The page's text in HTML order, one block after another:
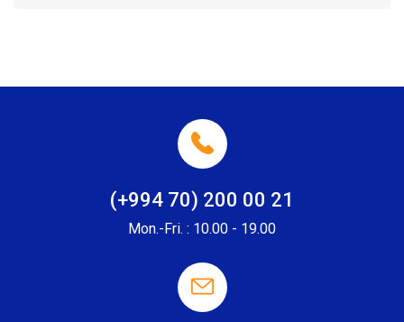
(+994 70) 200 00 21
Mon.-Fri. : 10.00 - 19.00